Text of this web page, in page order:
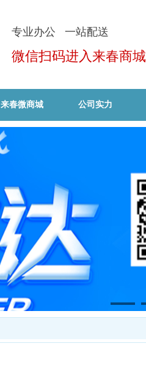
专业办公 一站配送
微信扫码进入来春商城
来春微商城 公司实力